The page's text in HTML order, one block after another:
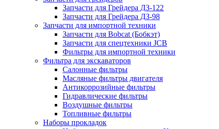
Запчасти для Грейдера ДЗ-122
Запчасти для Грейдера ДЗ-98
Запчасти для импортной техники
Запчасти для Bobcat (Бобкэт)
Запчасти для спецтехники JCB
Фильтры для импортной техники
Фильтра для экскаваторов
Салонные фильтры
Масляные фильтры двигателя
Антикоррозийные фильтры
Гидравлические фильтры
Воздушные фильтры
Топливные фильтры
Наборы прокладок